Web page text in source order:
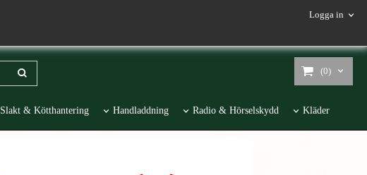
Logga in
(0)
Slakt & Kötthantering Handladdning Radio & Hörselskydd Kläder